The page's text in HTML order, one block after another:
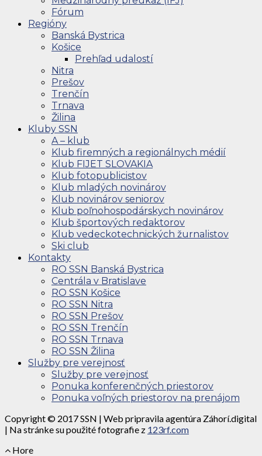
Fórum
Regióny
Banská Bystrica
Košice
Prehľad udalostí
Nitra
Prešov
Trenčín
Trnava
Žilina
Kluby SSN
A – klub
Klub firemných a regionálnych médií
Klub FIJET SLOVAKIA
Klub fotopublicistov
Klub mladých novinárov
Klub novinárov seniorov
Klub poľnohospodárskych novinárov
Klub športových redaktorov
Klub vedeckotechnických žurnalistov
Ski club
Kontakty
RO SSN Banská Bystrica
Centrála v Bratislave
RO SSN Košice
RO SSN Nitra
RO SSN Prešov
RO SSN Trenčín
RO SSN Trnava
RO SSN Žilina
Služby pre verejnosť
Služby pre verejnosť
Ponuka konferenčných priestorov
Ponuka voľných priestorov na prenájom
Copyright © 2017 SSN | Web pripravila agentúra Záhorí.digital
| Na stránke su použité fotografie z 123rf.com
Hore